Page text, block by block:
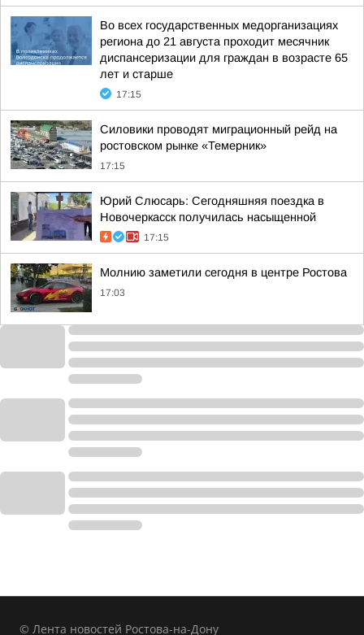
Во всех государственных медорганизациях
региона до 21 августа проходит месячник
диспансеризации для граждан в возрасте 65
лет и старше
17:15
Силовики проводят миграционный рейд на
ростовском рынке «Темерник»
17:15
Юрий Слюсарь: Сегодняшняя поездка в
Новочеркасск получилась насыщенной
17:15
Молнию заметили сегодня в центре Ростова
17:03
© Лента новостей Ростова-на-Дону